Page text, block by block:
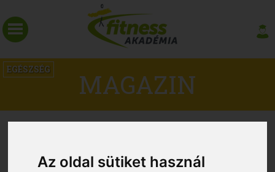
Az oldal sütiket használ
EGÉSZSÉG MAGAZIN